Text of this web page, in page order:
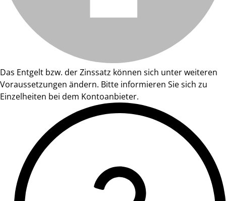
Das Entgelt bzw. der Zinssatz können sich unter weiteren
Voraussetzungen ändern. Bitte informieren Sie sich zu
Einzelheiten bei dem Kontoanbieter.